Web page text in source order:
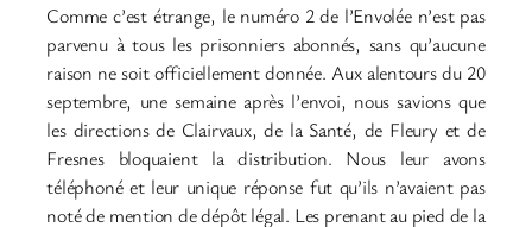
Comme c’est étrange, le numéro 2 de l’Envolée n’est pas
parvenu à tous les prisonniers abonnés, sans qu’aucune
raison ne soit officiellement donnée. Aux alentours du 20
septembre, une semaine après l’envoi, nous savions que
les directions de Clairvaux, de la Santé, de Fleury et de
Fresnes bloquaient la distribution. Nous leur avons
téléphoné et leur unique réponse fut qu’ils n’avaient pas
noté de mention de dépôt légal. Les prenant au pied de la